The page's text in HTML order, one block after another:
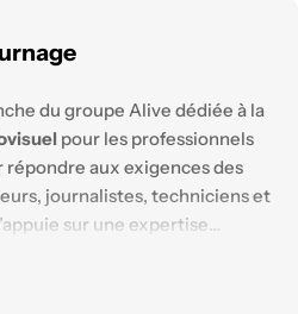
du groupe Alive dédiée à la
pour les professionnels
aux exigences des
journalistes, techniciens et
sur une expertise
des équipements